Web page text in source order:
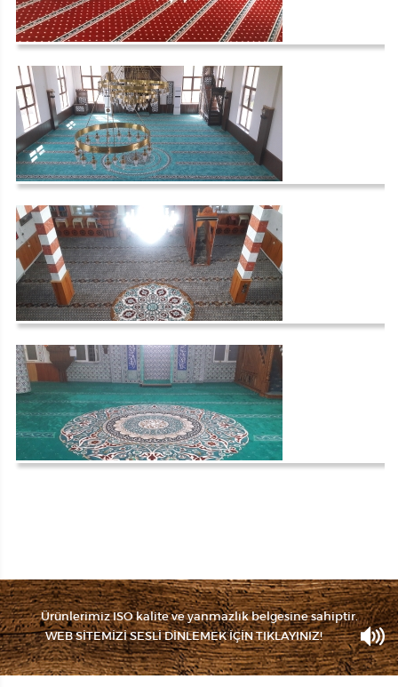
Ürünlerimiz ISO kalite ve yanmazlık belgesine sahiptir.
WEB SİTEMİZİ SESLİ DİNLEMEK İÇİN TIKLAYINIZ!